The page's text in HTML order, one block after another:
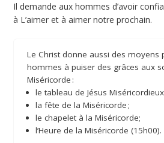
Il demande aux hommes d’avoir
à L’aimer et à aimer notre prochain.
Le Christ donne aussi des moyens
hommes à puiser des grâces aux
Miséricorde :
le tableau de Jésus Miséricordieux
la fête de la Miséricorde ;
le chapelet à la Miséricorde;
l’Heure de la Miséricorde (15h00).